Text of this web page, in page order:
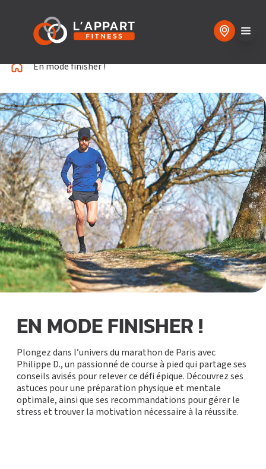
En mode finisher !
EN MODE FINISHER !
Plongez dans l’univers du marathon de Paris avec
Philippe D., un passionné de course à pied qui partage ses
conseils avisés pour relever ce défi épique. Découvrez ses
astuces pour une préparation physique et mentale
optimale, ainsi que ses recommandations pour gérer le
stress et trouver la motivation nécessaire à la réussite.